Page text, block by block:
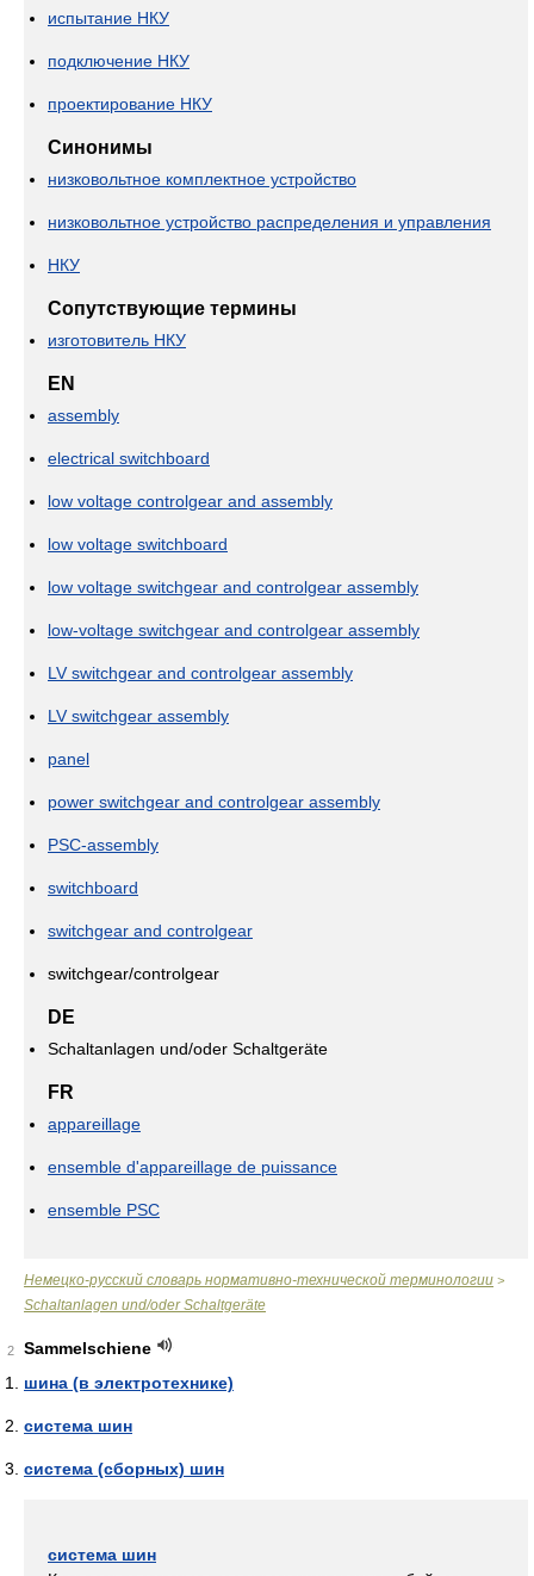
испытание НКУ
подключение НКУ
проектирование НКУ
Синонимы
низковольтное комплектное устройство
низковольтное устройство распределения и управления
НКУ
Сопутствующие термины
изготовитель НКУ
EN
assembly
electrical switchboard
low voltage controlgear and assembly
low voltage switchboard
low voltage switchgear and controlgear assembly
low-voltage switchgear and controlgear assembly
LV switchgear and controlgear assembly
LV switchgear assembly
panel
power switchgear and controlgear assembly
PSC-assembly
switchboard
switchgear and controlgear
switchgear/controlgear
DE
Schaltanlagen und/oder Schaltgeräte
FR
appareillage
ensemble d'appareillage de puissance
ensemble PSC
Немецко-русский словарь нормативно-технической терминологии >
Schaltanlagen und/oder Schaltgeräte
2
Sammelschiene
шина (в электротехнике)
система шин
система (сборных) шин
система шин